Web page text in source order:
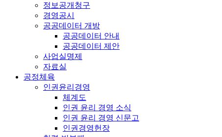
정보공개청구
경영공시
공공데이터 개방
공공데이터 안내
공공데이터 제안
사업실명제
자료실
공정체육
인권윤리경영
체계도
인권 윤리 경영 소식
인권 윤리 경영 신문고
인권경영헌장